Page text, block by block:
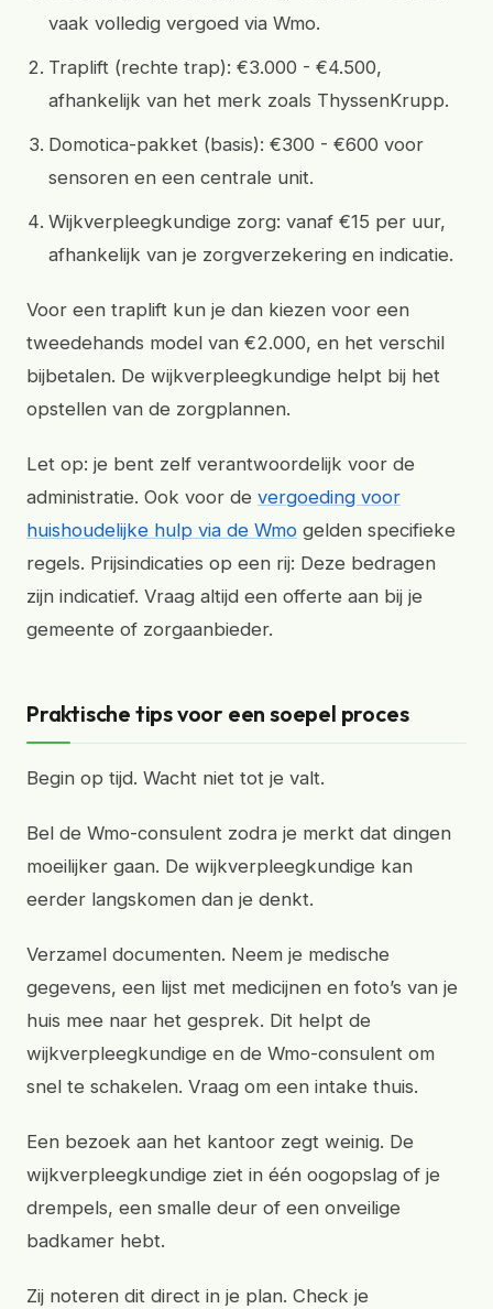
vaak volledig vergoed via Wmo.
Traplift (rechte trap): €3.000 - €4.500,
afhankelijk van het merk zoals ThyssenKrupp.
Domotica-pakket (basis): €300 - €600 voor
sensoren en een centrale unit.
Wijkverpleegkundige zorg: vanaf €15 per uur,
afhankelijk van je zorgverzekering en indicatie.
Voor een traplift kun je dan kiezen voor een
tweedehands model van €2.000, en het verschil
bijbetalen. De wijkverpleegkundige helpt bij het
opstellen van de zorgplannen.
Let op: je bent zelf verantwoordelijk voor de
administratie. Ook voor de vergoeding voor
huishoudelijke hulp via de Wmo gelden specifieke
regels. Prijsindicaties op een rij: Deze bedragen
zijn indicatief. Vraag altijd een offerte aan bij je
gemeente of zorgaanbieder.
Praktische tips voor een soepel proces
Begin op tijd. Wacht niet tot je valt.
Bel de Wmo-consulent zodra je merkt dat dingen
moeilijker gaan. De wijkverpleegkundige kan
eerder langskomen dan je denkt.
Verzamel documenten. Neem je medische
gegevens, een lijst met medicijnen en foto’s van je
huis mee naar het gesprek. Dit helpt de
wijkverpleegkundige en de Wmo-consulent om
snel te schakelen. Vraag om een intake thuis.
Een bezoek aan het kantoor zegt weinig. De
wijkverpleegkundige ziet in één oogopslag of je
drempels, een smalle deur of een onveilige
badkamer hebt.
Zij noteren dit direct in je plan. Check je